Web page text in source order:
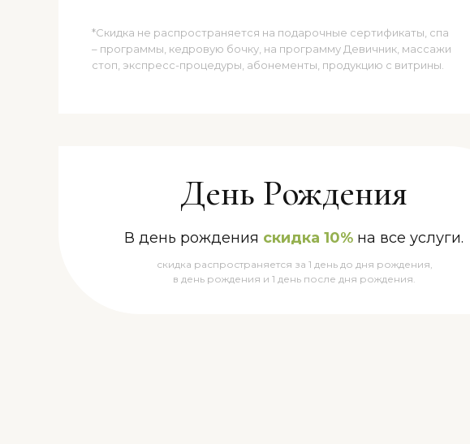
*Скидка не распространяется на подарочные сертификаты, спа
– программы, кедровую бочку, на программу Девичник, массажи
стоп, экспресс-процедуры, абонементы, продукцию с витрины.
День Рождения
В день рождения скидка 10% на все услуги.
скидка распространяется за 1 день до дня рождения,
в день рождения и 1 день после дня рождения.